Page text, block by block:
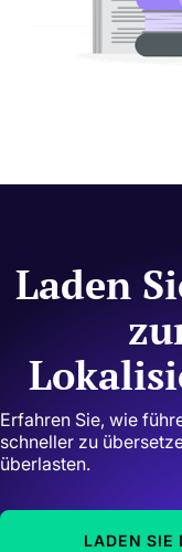
Laden
Erfahren Sie, wie
schneller zu
überlasten.
LADEN SIE